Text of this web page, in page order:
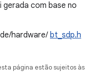
com base no
hardware/ bt_sdp.h
página estão sujeitos às